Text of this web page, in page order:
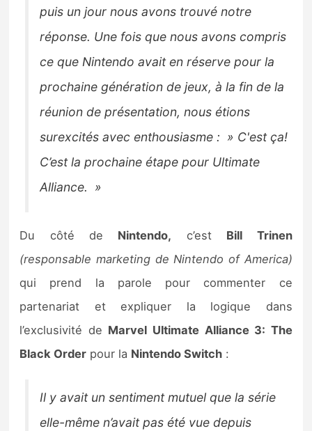
puis un jour nous avons trouvé notre
réponse. Une fois que nous avons compris
ce que Nintendo avait en réserve pour la
prochaine génération de jeux, à la fin de la
réunion de présentation, nous étions
surexcités avec enthousiasme : » C'est ça!
C’est la prochaine étape pour Ultimate
Alliance. »
Du côté de Nintendo, c’est Bill Trinen
(responsable marketing de Nintendo of America)
qui prend la parole pour commenter ce
partenariat et expliquer la logique dans
l’exclusivité de Marvel Ultimate Alliance 3: The
Black Order pour la Nintendo Switch :
Il y avait un sentiment mutuel que la série
elle-même n’avait pas été vue depuis